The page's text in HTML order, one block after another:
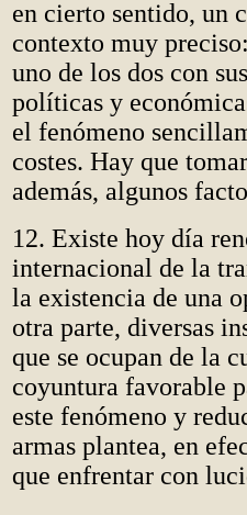
en cierto sentido, un
contexto muy
uno de los dos con
políticas y
el fenómeno
costes. Hay que
además, algunos
12. Existe hoy día
internacional de la
la existencia de una
otra parte, diversas
que se ocupan de la
coyuntura favorable
este fenómeno y
armas plantea, en
que enfrentar con